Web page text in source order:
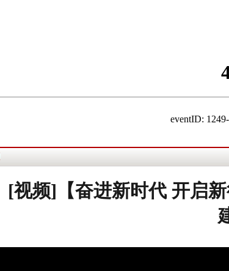
[视频]【奋进新时代 开启